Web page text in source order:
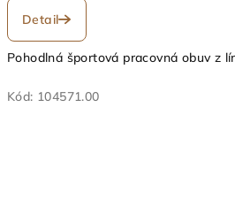
Detail
Pohodlná športová pracovná obuv z
Kód: 104571.00